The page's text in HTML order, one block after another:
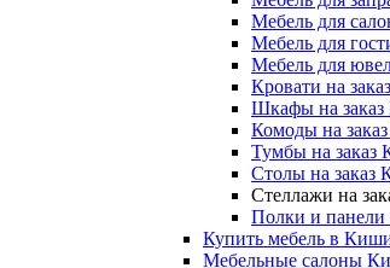
Мебель для
Мебель для
Мебель для
Кровати на
Шкафы на
Комоды на
Тумбы на заказ
Столы на заказ
Стеллажи на
Полки и панели
Купить мебель в
Мебельные салоны